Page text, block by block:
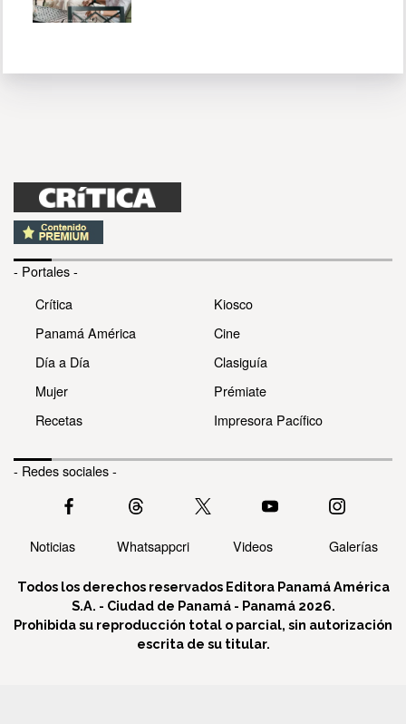
- Portales -
Crítica
Panamá América
Día a Día
Mujer
Recetas
Kiosco
Cine
Clasiguía
Prémiate
Impresora Pacífico
- Redes sociales -
Noticias Whatsappcri Videos Galerías
Todos los derechos reservados Editora Panamá América
S.A. - Ciudad de Panamá - Panamá 2026.
Prohibida su reproducción total o parcial, sin autorización
escrita de su titular.